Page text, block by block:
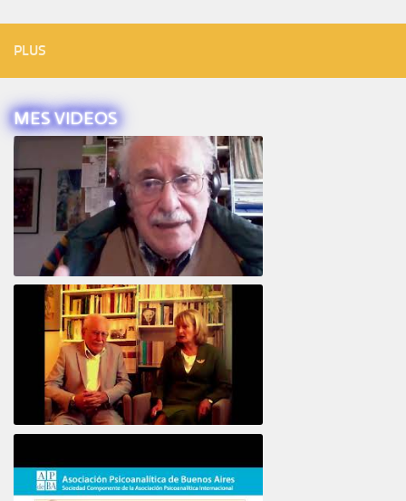
PLUS
MES VIDEOS
Intervista ad Alberto Eiguer